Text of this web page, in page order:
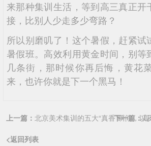
来那种集训生活，等到高三真正开
接，比别人少走多少弯路？
所以别磨叽了！这个暑假，赶紧试
暑假班。高效利用黄金时间，别等
几条街，那时候你再后悔，黄花
来，也许你就是下一个黑马！
上一篇： 北京美术集训的五大“真香”瞬间，
下一篇：
<返回列表